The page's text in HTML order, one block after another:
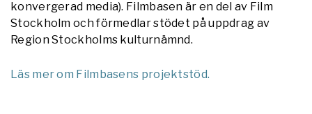
konvergerad media). Filmbasen är en del av Film
Stockholm och förmedlar stödet på uppdrag av
Region Stockholms kulturnämnd.
​Läs mer om Filmbasens projektstöd.